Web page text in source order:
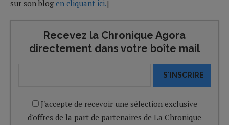
sur son blog en cliquant ici.]
Recevez la Chronique Agora
directement dans votre boîte mail
S'INSCRIRE
J'accepte de recevoir une sélection exclusive
d'offres de la part de partenaires de La Chronique